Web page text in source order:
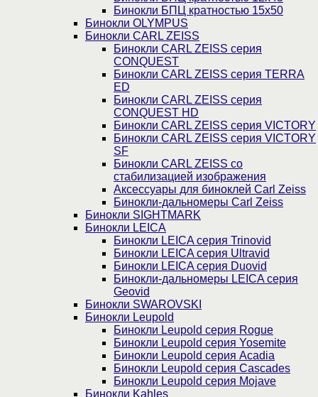
Бинокли БПЦ кратностью 15х50
Бинокли OLYMPUS
Бинокли CARL ZEISS
Бинокли CARL ZEISS серия
CONQUEST
Бинокли CARL ZEISS серия TERRA
ED
Бинокли CARL ZEISS серия
CONQUEST HD
Бинокли CARL ZEISS серия VICTORY
Бинокли CARL ZEISS серия VICTORY
SF
Бинокли CARL ZEISS со
стабилизацией изображения
Аксессуары для биноклей Carl Zeiss
Бинокли-дальномеры Carl Zeiss
Бинокли SIGHTMARK
Бинокли LEICA
Бинокли LEICA серия Trinovid
Бинокли LEICA серия Ultravid
Бинокли LEICA серия Duovid
Бинокли-дальномеры LEICA серия
Geovid
Бинокли SWAROVSKI
Бинокли Leupold
Бинокли Leupold серия Rogue
Бинокли Leupold серия Yosemite
Бинокли Leupold серия Acadia
Бинокли Leupold серия Cascades
Бинокли Leupold серия Mojave
Бинокли Kahles